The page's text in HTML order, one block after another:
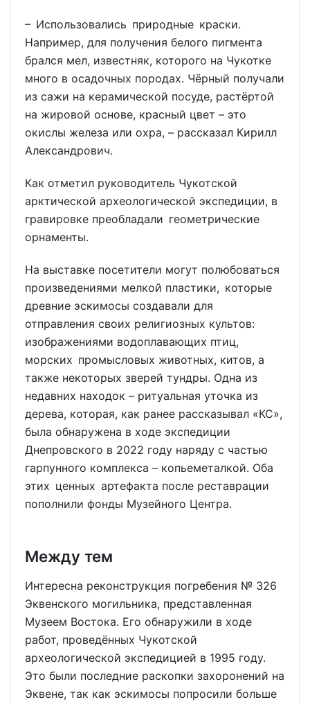
– Использовались природные краски.
Например, для получения белого пигмента
брался мел, известняк, которого на Чукотке
много в осадочных породах. Чёрный получали
из сажи на керамической посуде, растёртой
на жировой основе, красный цвет – это
окислы железа или охра, – рассказал Кирилл
Александрович.
Как отметил руководитель Чукотской
арктической археологической экспедиции, в
гравировке преобладали геометрические
орнаменты.
На выставке посетители могут полюбоваться
произведениями мелкой пластики, которые
древние эскимосы создавали для
отправления своих религиозных культов:
изображениями водоплавающих птиц,
морских промысловых животных, китов, а
также некоторых зверей тундры. Одна из
недавних находок – ритуальная уточка из
дерева, которая, как ранее рассказывал «КС»,
была обнаружена в ходе экспедиции
Днепровского в 2022 году наряду с частью
гарпунного комплекса – копьеметалкой. Оба
этих ценных артефакта после реставрации
пополнили фонды Музейного Центра.
Между тем
Интересна реконструкция погребения № 326
Эквенского могильника, представленная
Музеем Востока. Его обнаружили в ходе
работ, проведённых Чукотской
археологической экспедицией в 1995 году.
Это были последние раскопки захоронений на
Эквене, так как эскимосы попросили больше